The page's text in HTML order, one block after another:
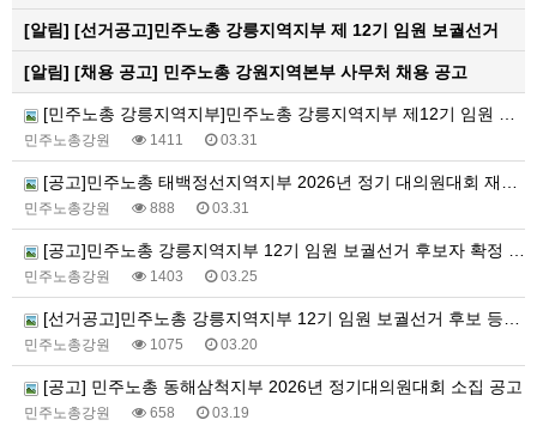
[알림] [선거공고]민주노총 강릉지역지부 제 12기 임원 보궐선거
[알림] [채용 공고] 민주노총 강원지역본부 사무처 채용 공고
[민주노총 강릉지역지부]민주노총 강릉지역지부 제12기 임원 보궐선거결과 공고
민주노총강원 1411 03.31
[공고]민주노총 태백정선지역지부 2026년 정기 대의원대회 재소집 건
민주노총강원 888 03.31
[공고]민주노총 강릉지역지부 12기 임원 보궐선거 후보자 확정 공고
민주노총강원 1403 03.25
[선거공고]민주노총 강릉지역지부 12기 임원 보궐선거 후보 등록 기간 연장 공고
민주노총강원 1075 03.20
[공고] 민주노총 동해삼척지부 2026년 정기대의원대회 소집 공고
민주노총강원 658 03.19